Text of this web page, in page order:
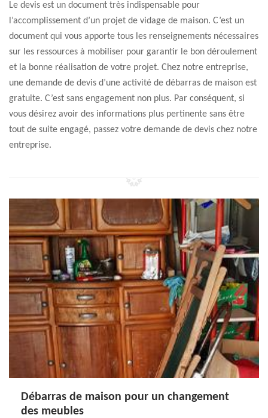
Le devis est un document très indispensable pour
l’accomplissement d’un projet de vidage de maison. C’est un
document qui vous apporte tous les renseignements nécessaires
sur les ressources à mobiliser pour garantir le bon déroulement
et la bonne réalisation de votre projet. Chez notre entreprise,
une demande de devis d’une activité de débarras de maison est
gratuite. C’est sans engagement non plus. Par conséquent, si
vous désirez avoir des informations plus pertinente sans être
tout de suite engagé, passez votre demande de devis chez notre
entreprise.
Débarras de maison pour un changement
des meubles